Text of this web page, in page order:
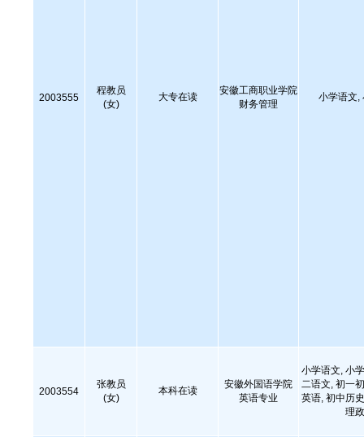
2003555
程教员
(女)
大专在读
安徽工商职业学院
财务管理
小学语文,
2003554
张教员
(女)
本科在读
安徽外国语学院
英语专业
小学语文, 小
二语文, 初一
英语, 初中历
理